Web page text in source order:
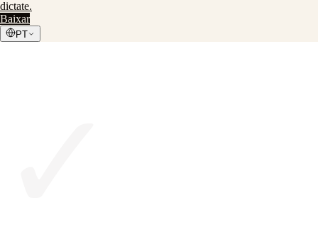
dictate.
Baixar
PT